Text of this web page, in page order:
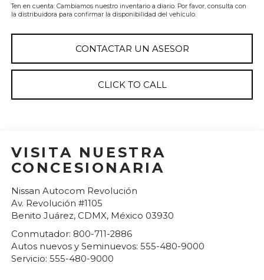
Ten en cuenta: Cambiamos nuestro inventario a diario. Por favor, consulta con
la distribuidora para confirmar la disponibilidad del vehículo.
CONTACTAR UN ASESOR
CLICK TO CALL
VISITA NUESTRA
CONCESIONARIA
Nissan Autocom Revolución
Av. Revolución #1105
Benito Juárez, CDMX, México 03930
Conmutador: 800-711-2886
Autos nuevos y Seminuevos: 555-480-9000
Servicio: 555-480-9000